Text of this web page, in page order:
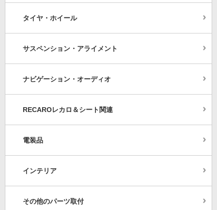
タイヤ・ホイール
サスペンション・アライメント
ナビゲーション・オーディオ
RECAROレカロ＆シート関連
電装品
インテリア
その他のパーツ取付